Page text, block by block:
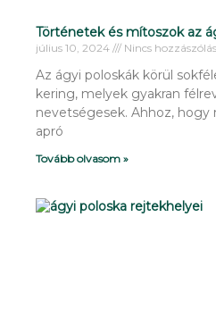
Történetek és mítoszok az
július 10, 2024 Nincs hozzászólás
Az ágyi poloskák körül
kering, melyek gyakran
nevetségesek. Ahhoz,
apró
Tovább olvasom »